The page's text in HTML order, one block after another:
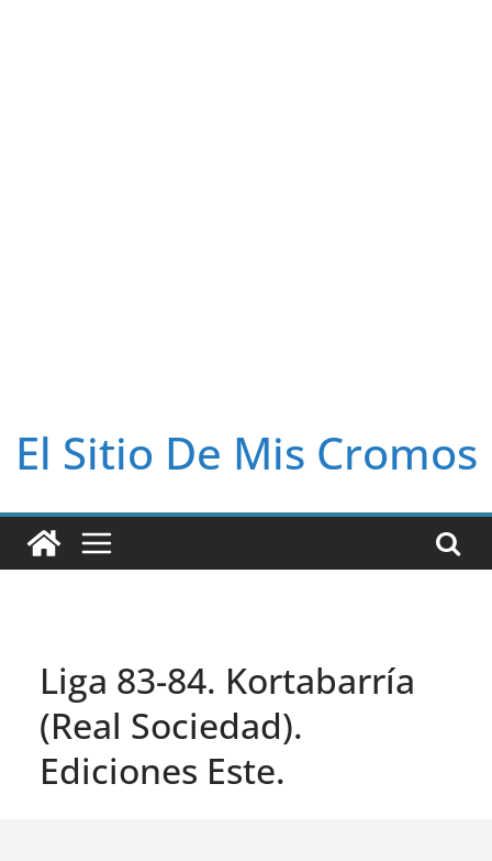
El Sitio De Mis Cromos
Liga 83-84. Kortabarría
(Real Sociedad).
Ediciones Este.